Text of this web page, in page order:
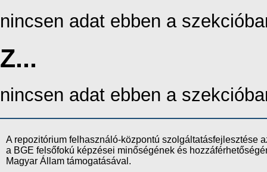
nincsen adat ebben a
Z...
nincsen adat ebben a
A repozitórium felhasználó-központú szolgáltatásfejlesztése
a BGE felsőfokú képzései minőségének és
Magyar Állam támogatásával.